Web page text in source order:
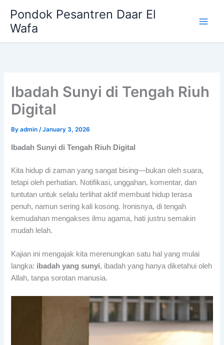
content
Pondok Pesantren Daar El
Wafa
Ibadah Sunyi di Tengah Riuh
Digital
Byadmin/January 3, 2026
Ibadah Sunyi di Tengah Riuh Digital
Kita hidup di zaman yang sangat bising—bukan oleh suara,
tetapi oleh perhatian. Notifikasi, unggahan, komentar, dan
tuntutan untuk selalu terlihat aktif membuat hidup terasa
penuh, namun sering kali kosong. Ironisnya, di tengah
kemudahan mengakses ilmu agama, hati justru semakin
mudah lelah.
Kajian ini mengajak kita merenungkan satu hal yang mulai
langka: ibadah yang sunyi, ibadah yang hanya diketahui oleh
Allah, tanpa sorotan manusia.